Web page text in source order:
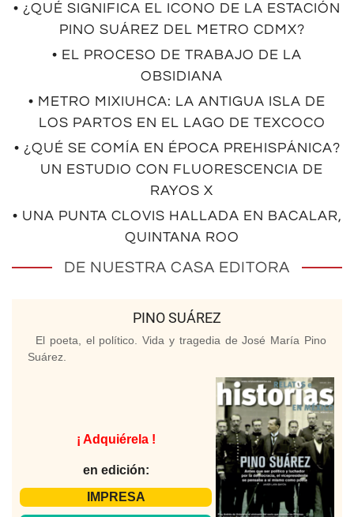
• ¿QUÉ SIGNIFICA EL ICONO DE LA ESTACIÓN
PINO SUÁREZ DEL METRO CDMX?
• EL PROCESO DE TRABAJO DE LA
OBSIDIANA
• METRO MIXIUHCA: LA ANTIGUA ISLA DE
LOS PARTOS EN EL LAGO DE TEXCOCO
• ¿QUÉ SE COMÍA EN ÉPOCA PREHISPÁNICA?
UN ESTUDIO CON FLUORESCENCIA DE
RAYOS X
• UNA PUNTA CLOVIS HALLADA EN BACALAR,
QUINTANA ROO
DE NUESTRA CASA EDITORA
PINO SUÁREZ
El poeta, el político. Vida y tragedia de José María Pino
Suárez.
¡ Adquiérela !
en edición:
IMPRESA